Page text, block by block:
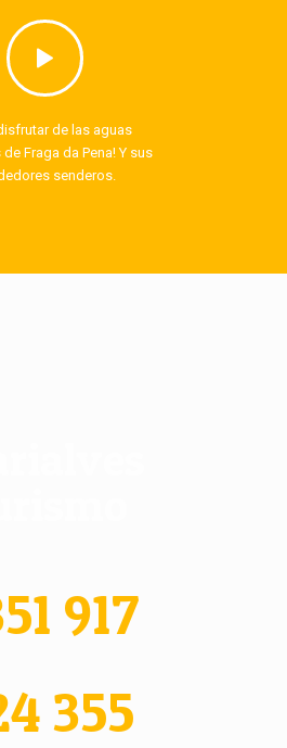
de las aguas
Fraga da Pena! Y sus
senderos.
917
355